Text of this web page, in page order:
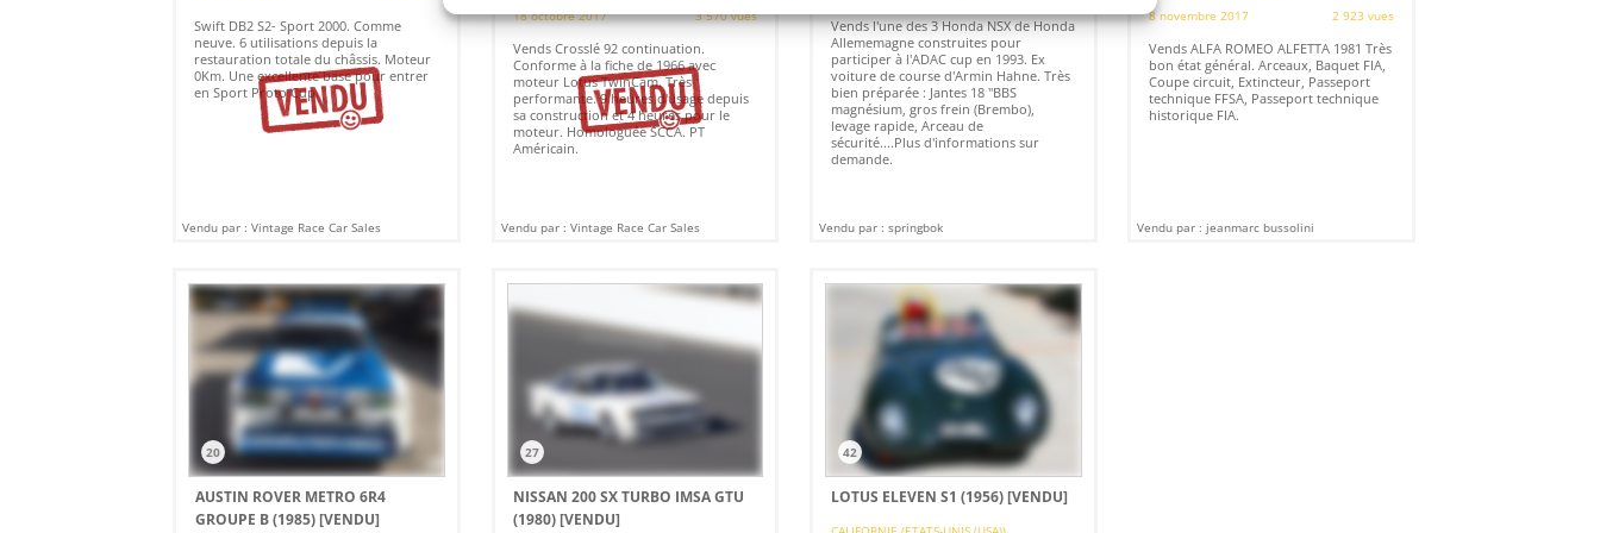
Swift DB2 S2- Sport 2000. Comme
neuve. 6 utilisations depuis la
restauration totale du châssis. Moteur
0Km. Une excellente base pour entrer
en Sport Proto Cup.
Vendu par : Vintage Race Car Sales
18 octobre 2017
3 570 vues
Vends Crosslé 92 continuation.
Conforme à la fiche de 1966 avec
moteur Lotus TwinCam. Très
performante. 9 heures d'usage depuis
sa construction et 4 heures pour le
moteur. Homologuée SCCA. PT
Américain.
Vendu par : Vintage Race Car Sales
Vends l'une des 3 Honda NSX de Honda
Allememagne construites pour
participer à l'ADAC cup en 1993. Ex
voiture de course d'Armin Hahne. Très
bien préparée : Jantes 18 "BBS
magnésium, gros frein (Brembo),
levage rapide, Arceau de
sécurité....Plus d'informations sur
demande.
Vendu par : springbok
8 novembre 2017
2 923 vues
Vends ALFA ROMEO ALFETTA 1981 Très
bon état général. Arceaux, Baquet FIA,
Coupe circuit, Extincteur, Passeport
technique FFSA, Passeport technique
historique FIA.
Vendu par : jeanmarc bussolini
20
AUSTIN ROVER METRO 6R4
GROUPE B (1985)[VENDU]
27
NISSAN 200 SX TURBO IMSA GTU
(1980)[VENDU]
42
LOTUS ELEVEN S1 (1956)[VENDU]